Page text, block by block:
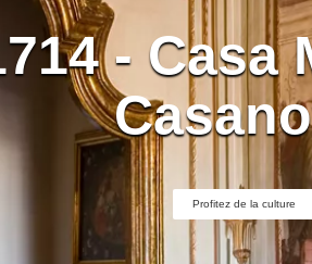
- Casa
Profitez de la culture